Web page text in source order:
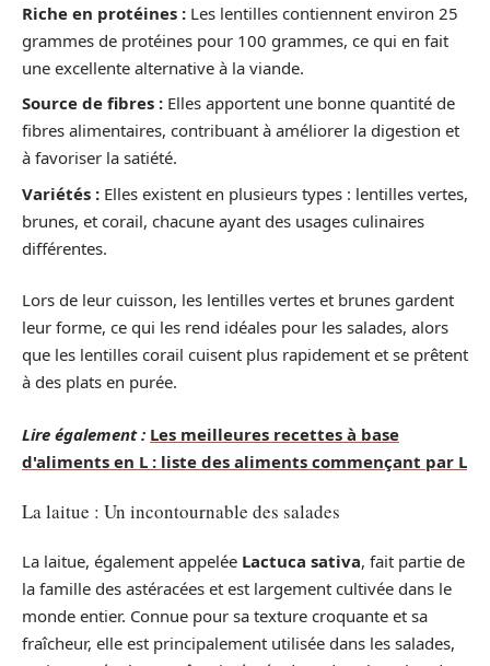
Riche en protéines : Les lentilles contiennent environ 25
grammes de protéines pour 100 grammes, ce qui en fait
une excellente alternative à la viande.
Source de fibres : Elles apportent une bonne quantité de
fibres alimentaires, contribuant à améliorer la digestion et
à favoriser la satiété.
Variétés : Elles existent en plusieurs types : lentilles vertes,
brunes, et corail, chacune ayant des usages culinaires
différentes.
Lors de leur cuisson, les lentilles vertes et brunes gardent
leur forme, ce qui les rend idéales pour les salades, alors
que les lentilles corail cuisent plus rapidement et se prêtent
à des plats en purée.
Lire également : Les meilleures recettes à base
d'aliments en L : liste des aliments commençant par L
La laitue : Un incontournable des salades
La laitue, également appelée Lactuca sativa, fait partie de
la famille des astéracées et est largement cultivée dans le
monde entier. Connue pour sa texture croquante et sa
fraîcheur, elle est principalement utilisée dans les salades,